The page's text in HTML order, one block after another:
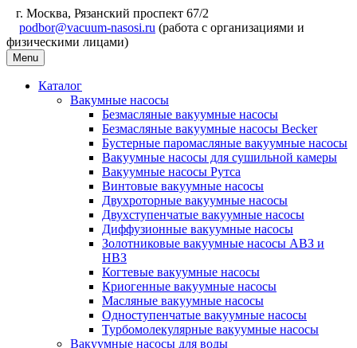
г. Москва, Рязанский проспект 67/2
podbor@vacuum-nasosi.ru (работа с организациями и
физическими лицами)
Menu
Каталог
Вакумные насосы
Безмасляные вакуумные насосы
Безмасляные вакуумные насосы Becker
Бустерные паромасляные вакуумные насосы
Вакуумные насосы для сушильной камеры
Вакуумные насосы Рутса
Винтовые вакуумные насосы
Двухроторные вакуумные насосы
Двухступенчатые вакуумные насосы
Диффузионные вакуумные насосы
Золотниковые вакуумные насосы АВЗ и
НВЗ
Когтевые вакуумные насосы
Криогенные вакуумные насосы
Масляные вакуумные насосы
Одноступенчатые вакуумные насосы
Турбомолекулярные вакуумные насосы
Вакуумные насосы для воды